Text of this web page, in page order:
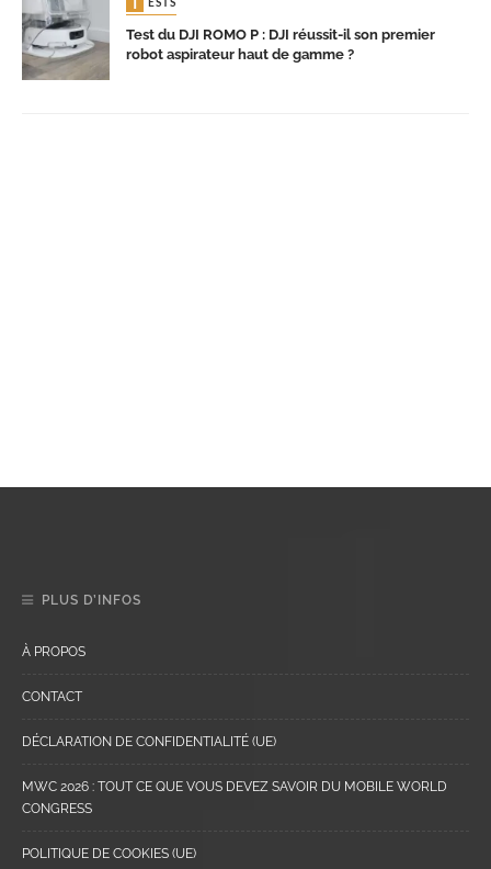
TESTS
Test du DJI ROMO P : DJI réussit-il son premier
robot aspirateur haut de gamme ?
PLUS D’INFOS
À PROPOS
CONTACT
DÉCLARATION DE CONFIDENTIALITÉ (UE)
MWC 2026 : TOUT CE QUE VOUS DEVEZ SAVOIR DU MOBILE WORLD
CONGRESS
POLITIQUE DE COOKIES (UE)